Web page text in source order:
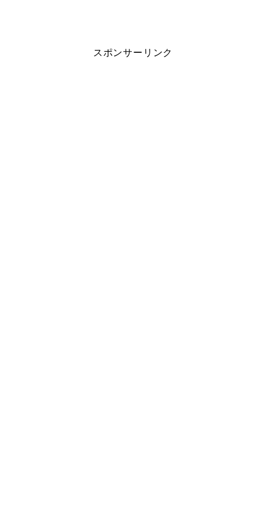
スポンサーリンク